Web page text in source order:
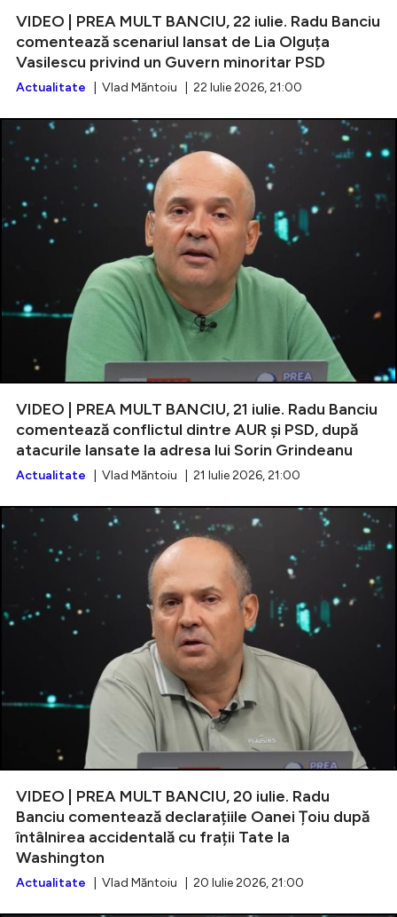
VIDEO | PREA MULT BANCIU, 22 iulie. Radu Banciu
comentează scenariul lansat de Lia Olguța
Vasilescu privind un Guvern minoritar PSD
Actualitate | Vlad Măntoiu | 22 Iulie 2026, 21:00
VIDEO | PREA MULT BANCIU, 21 iulie. Radu Banciu
comentează conflictul dintre AUR și PSD, după
atacurile lansate la adresa lui Sorin Grindeanu
Actualitate | Vlad Măntoiu | 21 Iulie 2026, 21:00
VIDEO | PREA MULT BANCIU, 20 iulie. Radu
Banciu comentează declarațiile Oanei Țoiu după
întâlnirea accidentală cu frații Tate la
Washington
Actualitate | Vlad Măntoiu | 20 Iulie 2026, 21:00